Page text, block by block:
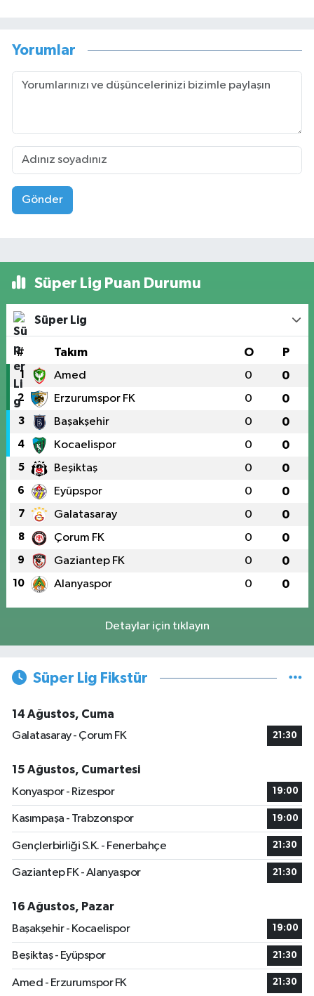
Yorumlar
Gönder
Süper Lig Puan Durumu
Süper Lig
# Takım O P
1 Amed 0 0
2 Erzurumspor FK 0 0
3 Başakşehir 0 0
4 Kocaelispor 0 0
5 Beşiktaş 0 0
6 Eyüpspor 0 0
7 Galatasaray 0 0
8 Çorum FK 0 0
9 Gaziantep FK 0 0
10 Alanyaspor 0 0
Detaylar için tıklayın
Süper Lig Fikstür
14 Ağustos, Cuma
Galatasaray - Çorum FK
21:30
15 Ağustos, Cumartesi
Konyaspor - Rizespor
19:00
Kasımpaşa - Trabzonspor 19:00
Gençlerbirliği S.K. - Fenerbahçe 21:30
Gaziantep FK - Alanyaspor 21:30
16 Ağustos, Pazar
Başakşehir - Kocaelispor
19:00
Beşiktaş - Eyüpspor 21:30
Amed - Erzurumspor FK 21:30